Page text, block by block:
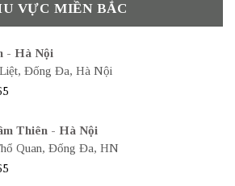
VỰC MIỀN BẮC
- Hà Nội
Đống Đa, Hà Nội
Thiên - Hà Nội
Quan, Đống Đa, HN